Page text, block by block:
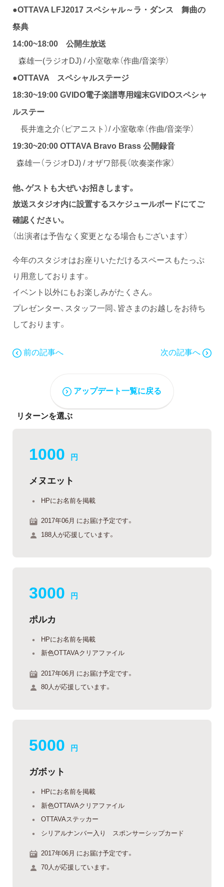
●OTTAVA LFJ2017 スペシャル～ラ・ダンス 舞曲の
祭典
14:00~18:00 公開生放送
森雄一(ラジオDJ) / 小室敬幸（作曲/音楽学）
●OTTAVA スペシャルステージ
18:30~19:00 GVIDO電子楽譜専用端末GVIDOスペシャ
ルステー
長井進之介（ピアニスト）/ 小室敬幸（作曲/音楽学）
19:30~20:00 OTTAVA Bravo Brass 公開録音
森雄一（ラジオDJ) / オザワ部長（吹奏楽作家）
他、ゲストも大ぜいお招きします。
放送スタジオ内に設置するスケジュールボードにてご
確認ください。
（出演者は予告なく変更となる場合もございます）
今年のスタジオはお座りいただけるスペースもたっぷ
り用意しております。
イベント以外にもお楽しみがたくさん。
プレゼンター、スタッフ一同、皆さまのお越しをお待ち
しております。
前の記事へ 次の記事へ
アップデート一覧に戻る
リターンを選ぶ
1000 円
メヌエット
HPにお名前を掲載
2017年06月 にお届け予定です。
188人が応援しています。
3000 円
ポルカ
HPにお名前を掲載
新色OTTAVAクリアファイル
2017年06月 にお届け予定です。
80人が応援しています。
5000 円
ガボット
HPにお名前を掲載
新色OTTAVAクリアファイル
OTTAVAステッカー
シリアルナンバー入り スポンサーシップカード
2017年06月 にお届け予定です。
70人が応援しています。